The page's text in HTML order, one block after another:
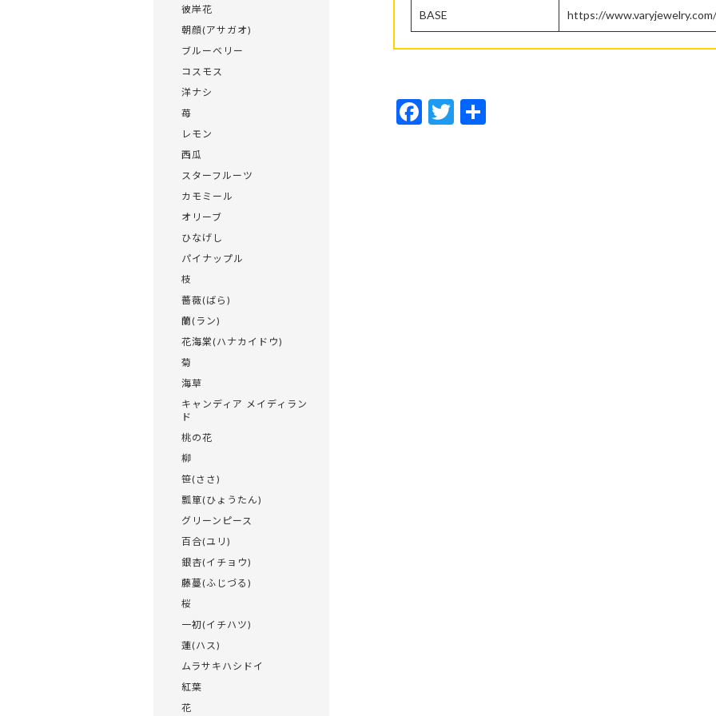
BASE https://www.varyjewelry.com/
F
ac
T
w
彼岸花
朝顔(アサガオ)
ブルーベリー
コスモス
洋ナシ
苺
レモン
西瓜
スターフルーツ
カモミール
オリーブ
ひなげし
パイナップル
枝
薔薇(ばら)
蘭(ラン)
花海棠(ハナカイドウ)
菊
海草
キャンディア メイディラン
ド
桃の花
柳
笹(ささ)
瓢箪(ひょうたん)
グリーンピース
百合(ユリ)
銀杏(イチョウ)
藤蔓(ふじづる)
桜
一初(イチハツ)
蓮(ハス)
ムラサキハシドイ
紅葉
花